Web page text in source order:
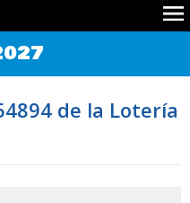
de la Lotería